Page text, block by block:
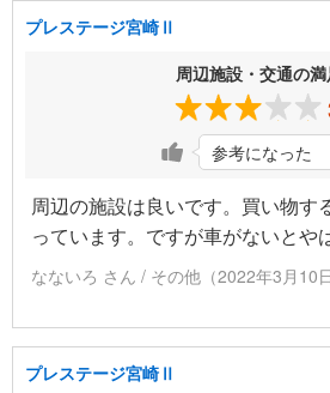
プレステージ宮崎Ⅱ
周辺施設・交通の
参考になった
周辺の施設は良いです。買い物す
っています。ですが車がないとや
なないろ さん / その他（2022年3月10
プレステージ宮崎Ⅱ